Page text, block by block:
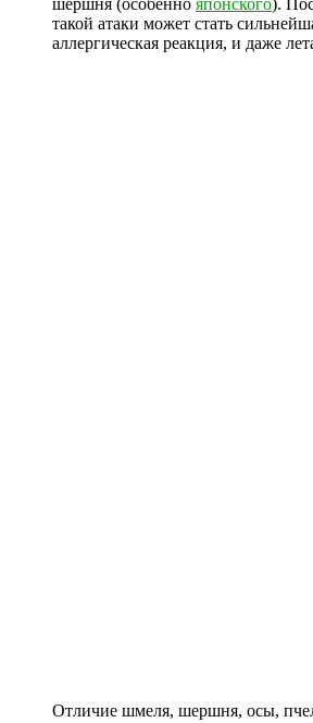
шершня (особенно японского).
такой атаки может стать
аллергическая реакция, и даже
Отличие шмеля, шершня, осы,